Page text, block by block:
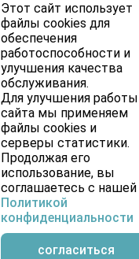
Этот сайт использует
файлы cookies для
обеспечения
работоспособности и
улучшения качества
обслуживания.
Для улучшения работы
сайта мы применяем
файлы cookies и
серверы статистики.
Продолжая его
использование, вы
соглашаетесь с нашей
Политикой
конфиденциальности
согласиться